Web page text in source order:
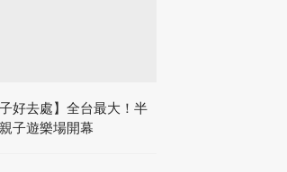
子好去處】全台最大！半
子遊樂場開幕